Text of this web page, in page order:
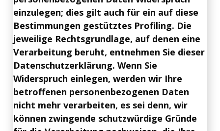
einzulegen; dies gilt auch für ein auf diese
Bestimmungen gestütztes Profiling. Die
jeweilige Rechtsgrundlage, auf denen eine
Verarbeitung beruht, entnehmen Sie dieser
Datenschutzerklärung. Wenn Sie
Widerspruch einlegen, werden wir Ihre
betroffenen personenbezogenen Daten
nicht mehr verarbeiten, es sei denn, wir
können zwingende schutzwürdige Gründe